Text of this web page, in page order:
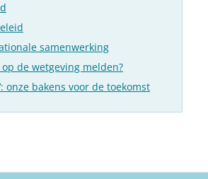
samenwerking
de wetgeving melden?
onze bakens voor de toekomst